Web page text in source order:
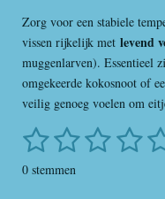
Zorg voor een stabiele
vissen rijkelijk met levend
muggenlarven). Essentieel
omgekeerde kokosnoot of
veilig genoeg voelen om
R
t
1
s
2
s
3 4 5
0 stemmen